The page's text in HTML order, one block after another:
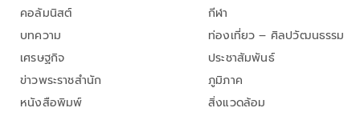
คอลัมนิสต์
บทความ
เศรษฐกิจ
ข่าวพระราชสำนัก
หนังสือพิมพ์
กีฬา
ท่องเที่ยว – ศิลปวัฒนธรรม
ประชาสัมพันธ์
ภูมิภาค
สิ่งแวดล้อม